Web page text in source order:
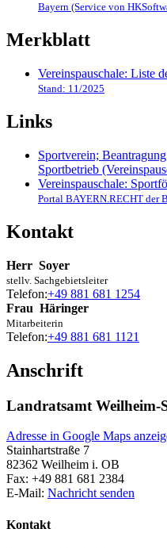
Bayern (Service von
Merkblatt
Vereinspauschale: Liste
Stand: 11/2025
Links
Sportverein;
Sportbetrieb
Vereinspauschale:
Portal BAYERN.RECHT der
Kontakt
Herr Soyer
stellv. Sachgebietsleiter
Telefon:+49 881 681 1254
Frau Häringer
Mitarbeiterin
Telefon:+49 881 681 1121
Anschrift
Landratsamt
Adresse in Google Maps
Stainhartstraße 7
82362 Weilheim i. OB
Fax: +49 881 681 2384
E-Mail: Nachricht senden
Kontakt